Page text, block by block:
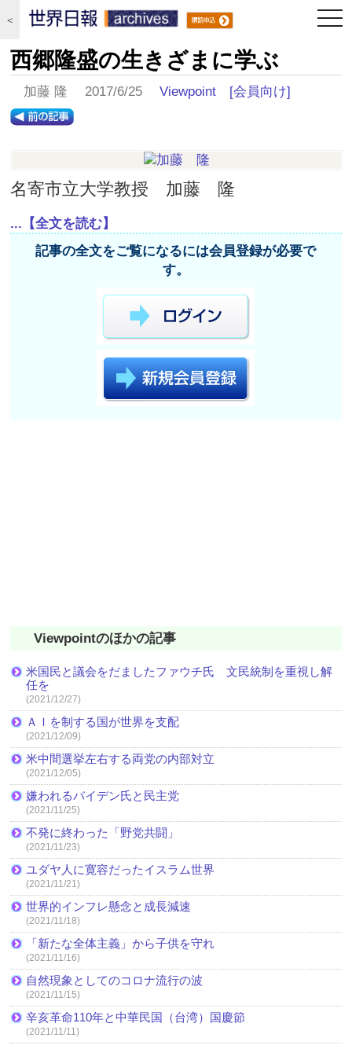
＜
西郷隆盛の生きざまに学ぶ
加藤 隆 2017/6/25Viewpoint [会員向け]
名寄市立大学教授 加藤 隆
...【全文を読む】
記事の全文をご覧になるには会員登録が必要で
す。
Viewpointのほかの記事
米国民と議会をだましたファウチ氏 文民統制を重視し解
任を
(2021/12/27)
ＡＩを制する国が世界を支配
(2021/12/09)
米中間選挙左右する両党の内部対立
(2021/12/05)
嫌われるバイデン氏と民主党
(2021/11/25)
不発に終わった「野党共闘」
(2021/11/23)
ユダヤ人に寛容だったイスラム世界
(2021/11/21)
世界的インフレ懸念と成長減速
(2021/11/18)
「新たな全体主義」から子供を守れ
(2021/11/16)
自然現象としてのコロナ流行の波
(2021/11/15)
辛亥革命110年と中華民国（台湾）国慶節
(2021/11/11)